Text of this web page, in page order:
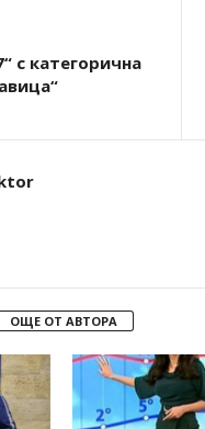
с категорична
ОЩЕ ОТ АВТОРА